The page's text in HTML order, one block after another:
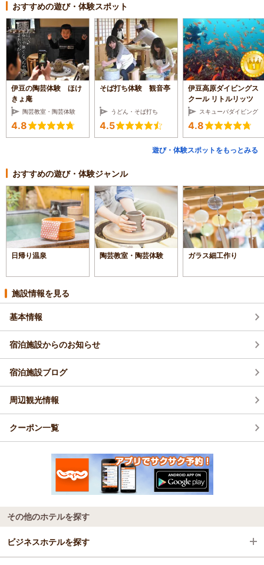
おすすめの遊び・体験スポット
伊豆の陶芸体験 ほけ
きょ庵
陶芸教室・陶芸体験
4.8
そば打ち体験 観音亭
うどん・そば打ち
4.5
伊豆高原ダイビングス
クール リトルリッツ
スキューバダイビング
4.8
遊び・体験スポットをもっとみる
おすすめの遊び・体験ジャンル
日帰り温泉 陶芸教室・陶芸体験 ガラス細工作り
施設情報を見る
基本情報
宿泊施設からのお知らせ
宿泊施設ブログ
周辺観光情報
クーポン一覧
その他のホテルを探す
ビジネスホテルを探す